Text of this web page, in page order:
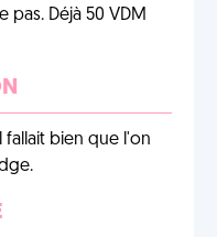
Déjà 50 VDM
fallait bien que l'on